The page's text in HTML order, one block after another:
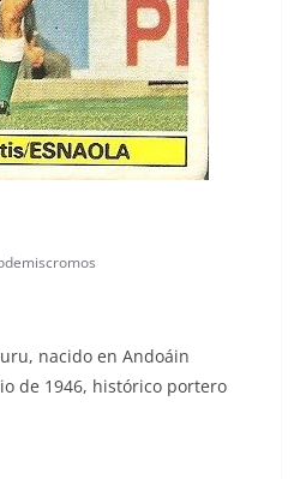
nacido en Andoáin
de 1946, histórico portero